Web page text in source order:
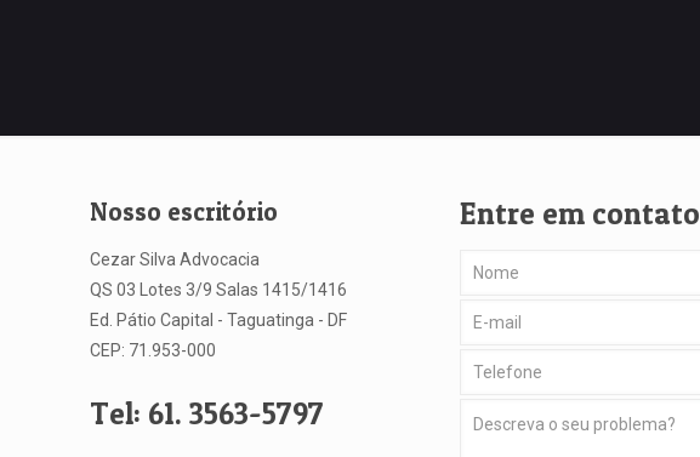
Nosso escritório
Cezar Silva Advocacia
QS 03 Lotes 3/9 Salas 1415/1416
Ed. Pátio Capital - Taguatinga - DF
CEP: 71.953-000
Tel: 61. 3563-5797
Entre em contato